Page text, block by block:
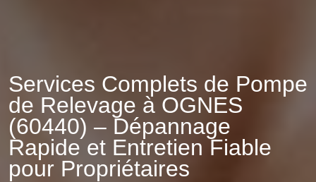
Services Complets de Pompe
de Relevage à OGNES
(60440) – Dépannage
Rapide et Entretien Fiable
pour Propriétaires